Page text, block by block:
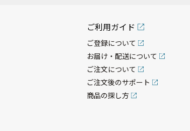
ご利用ガイド
ご登録について
お届け・配送について
ご注文について
ご注文後のサポート
商品の探し方